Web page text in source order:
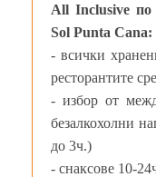
All Inclusive
Sol Punta Cana:
- всички
ресторантите
- избор от
безалкохолни
до 3ч.)
- снаксове 10-